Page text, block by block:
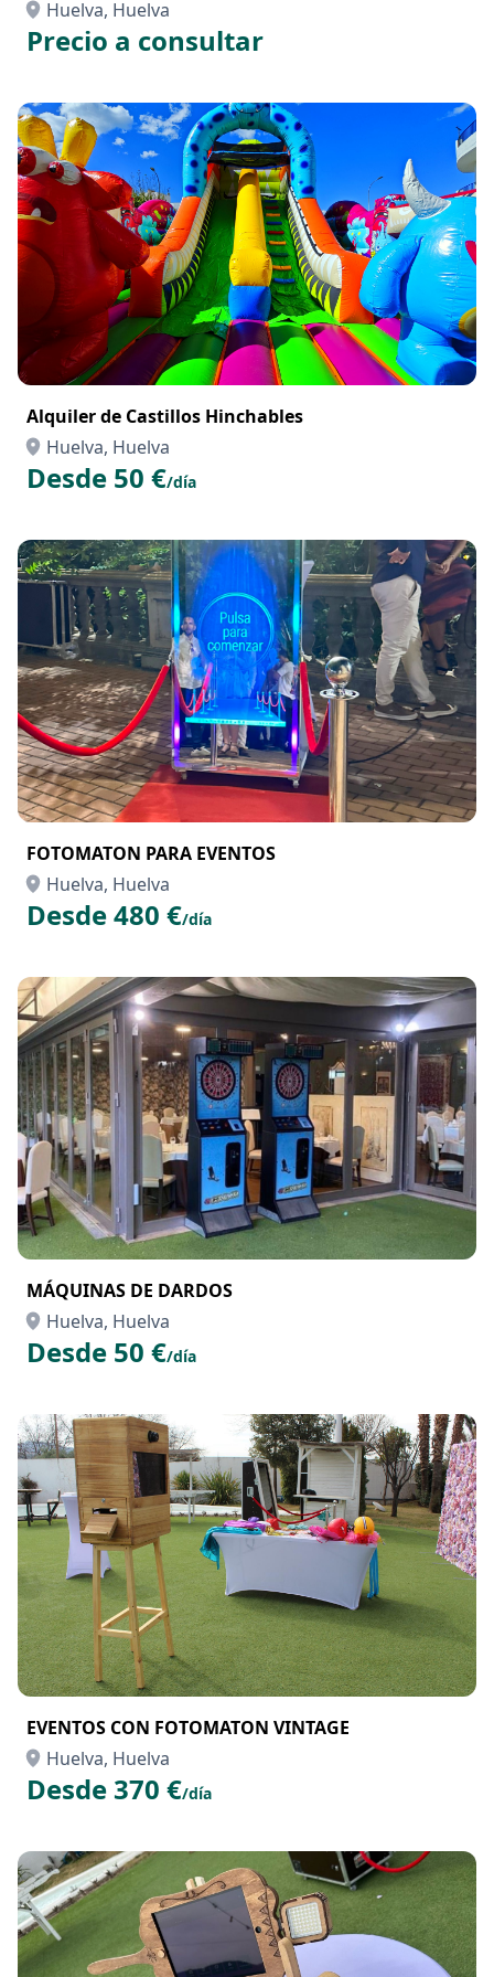
Huelva, Huelva
Precio a consultar
Alquiler de Castillos Hinchables
Huelva, Huelva
Desde 50 €/día
FOTOMATON PARA EVENTOS
Huelva, Huelva
Desde 480 €/día
MÁQUINAS DE DARDOS
Huelva, Huelva
Desde 50 €/día
EVENTOS CON FOTOMATON VINTAGE
Huelva, Huelva
Desde 370 €/día